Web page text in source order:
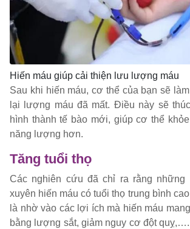
Hiến máu giúp cải thiện lưu lượng máu
Sau khi hiến máu, cơ thể của bạn sẽ
lại lượng máu đã mất. Điều này sẽ
hình thành tế bào mới, giúp cơ thể
năng lượng hơn.
Tăng tuổi thọ
Các nghiên cứu đã chỉ ra rằng
xuyên hiến máu có tuổi thọ trung bình
là nhờ vào các lợi ích mà hiến máu
bằng lượng sắt, giảm nguy cơ đột